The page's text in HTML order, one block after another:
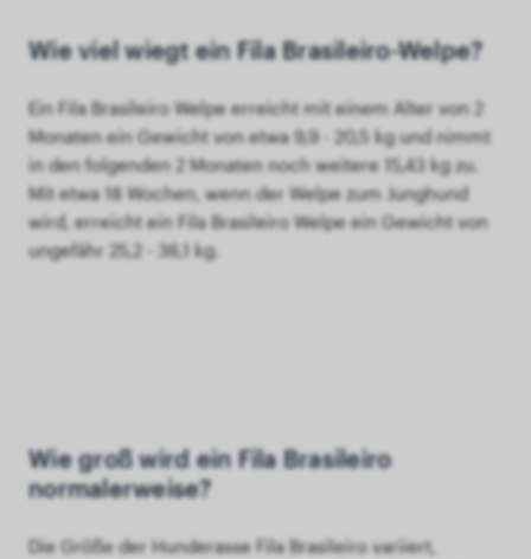
Wie viel wiegt ein Fila Brasileiro-Welpe?
Ein Fila Brasileiro Welpe erreicht mit einem Alter von 2
Monaten ein Gewicht von etwa 9,9 - 20,5 kg und nimmt
in den folgenden 2 Monaten noch weitere 15,43 kg zu.
Mit etwa 18 Wochen, wenn der Welpe zum Junghund
wird, erreicht ein Fila Brasileiro Welpe ein Gewicht von
ungefähr 25,2 - 36,1 kg.
Wie groß wird ein Fila Brasileiro
normalerweise?
Die Größe der Hunderasse Fila Brasileiro variiert,